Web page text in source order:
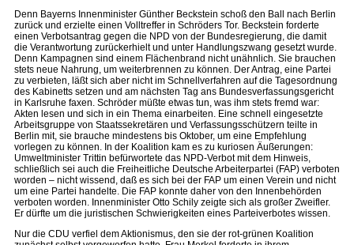
Denn Bayerns Innenminister Günther Beckstein schoß den Ball nach Berlin
zurück und erzielte einen Volltreffer in Schröders Tor. Beckstein forderte
einen Verbotsantrag gegen die NPD von der Bundesregierung, die damit
die Verantwortung zurückerhielt und unter Handlungszwang gesetzt wurde.
Denn Kampagnen sind einem Flächenbrand nicht unähnlich. Sie brauchen
stets neue Nahrung, um weiterbrennen zu können. Der Antrag, eine Partei
zu verbieten, läßt sich aber nicht im Schnellverfahren auf die Tagesordnung
des Kabinetts setzen und am nächsten Tag ans Bundesverfassungsgericht
in Karlsruhe faxen. Schröder müßte etwas tun, was ihm stets fremd war:
Akten lesen und sich in ein Thema einarbeiten. Eine schnell eingesetzte
Arbeitsgruppe von Staatssekretären und Verfassungsschützern teilte in
Berlin mit, sie brauche mindestens bis Oktober, um eine Empfehlung
vorlegen zu können. In der Koalition kam es zu kuriosen Äußerungen:
Umweltminister Trittin befürwortete das NPD-Verbot mit dem Hinweis,
schließlich sei auch die Freiheitliche Deutsche Arbeiterpartei (FAP) verboten
worden – nicht wissend, daß es sich bei der FAP um einen Verein und nicht
um eine Partei handelte. Die FAP konnte daher von den Innenbehörden
verboten worden. Innenminister Otto Schily zeigte sich als großer Zweifler.
Er dürfte um die juristischen Schwierigkeiten eines Parteiverbotes wissen.
Nur die CDU verfiel dem Aktionismus, den sie der rot-grünen Koalition